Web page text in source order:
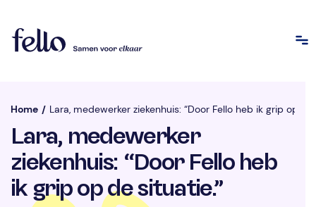
Home / Lara, medewerker ziekenhuis: “Door Fello heb ik grip op de
Lara, medewerker
ziekenhuis: “Door Fello heb
ik grip op de situatie.”